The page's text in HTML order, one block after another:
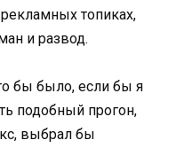
топиках,
и развод.
бы было, если бы я
подобный прогон,
выбрал бы